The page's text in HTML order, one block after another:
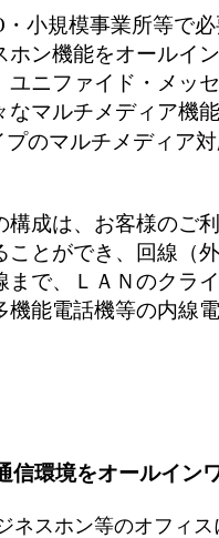
小規模事業所等で
ホン機能をオールイ
ユニファイド・メッ
なマルチメディア機
プのマルチメディア
成は、お客様のご
ことができ、回線（
まで、ＬＡＮのクラ
機能電話機等の内線
信環境をオールイン
スホン等のオフィス